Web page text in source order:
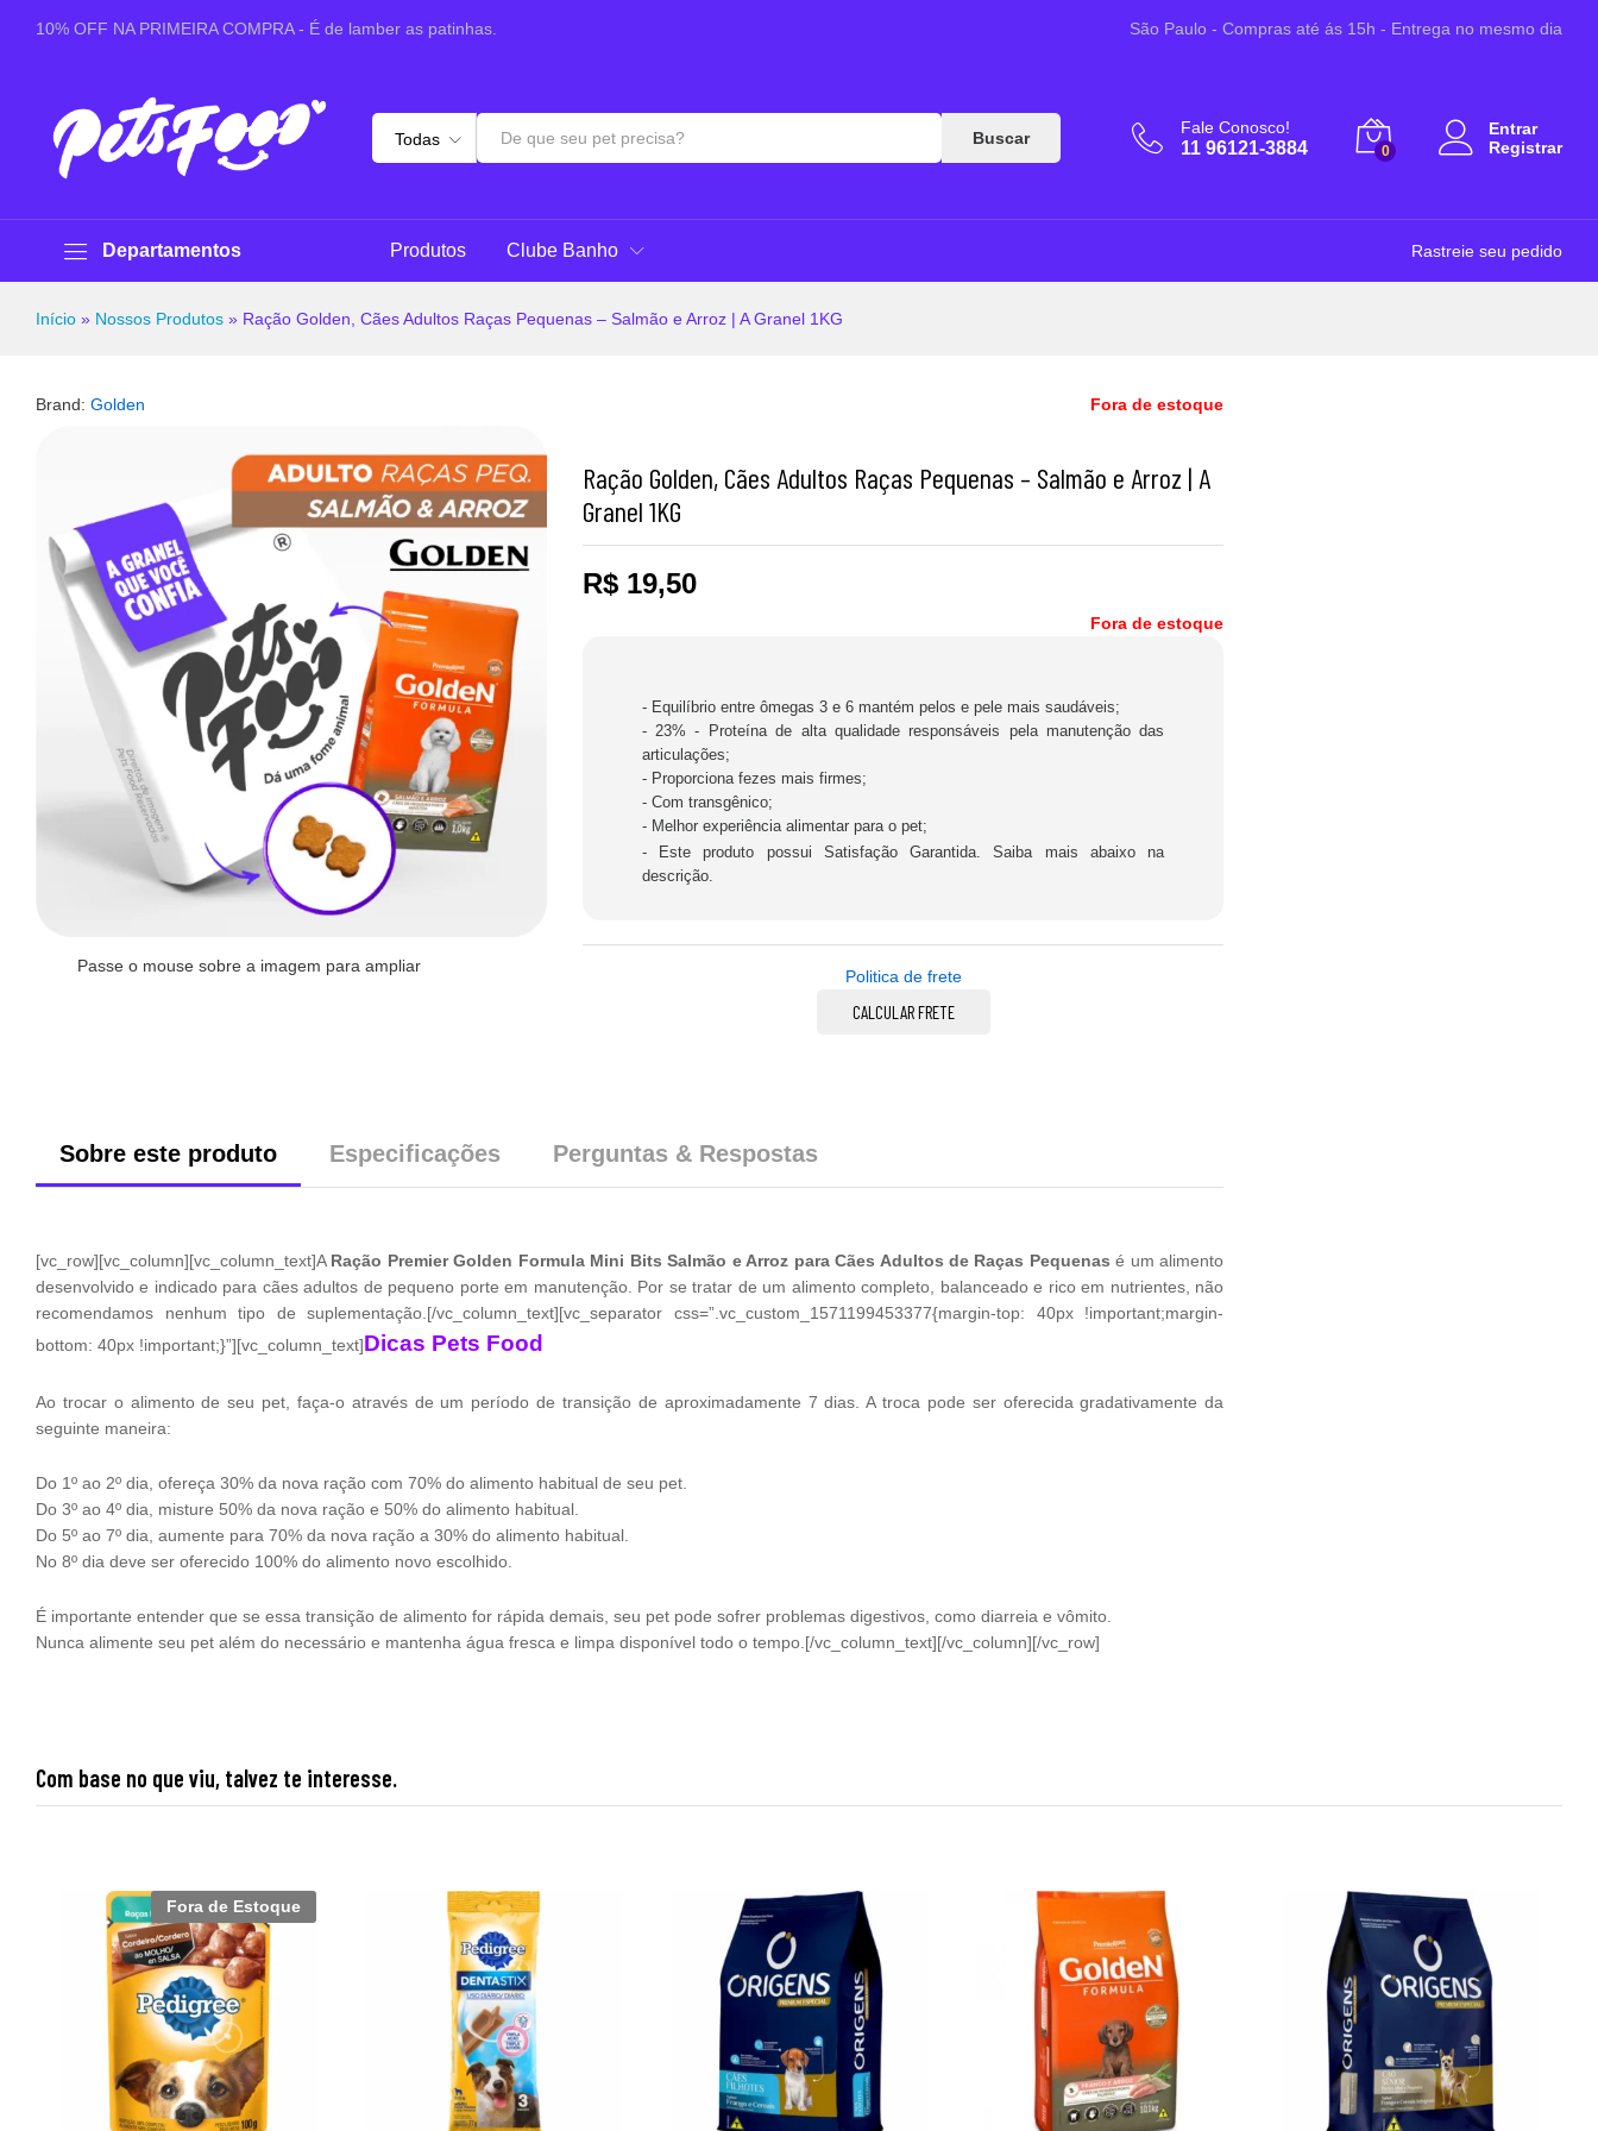
10% OFF NA PRIMEIRA COMPRA - É de lamber as patinhas. São Paulo - Compras até ás 15h - Entrega no mesmo dia
Todas Buscar
Fale Conosco!
11 96121-3884 0
Entrar
Registrar
Departamentos Produtos Clube Banho Rastreie seu pedido
Início » Nossos Produtos » Ração Golden, Cães Adultos Raças Pequenas – Salmão e Arroz | A Granel 1KG
Brand: Golden Fora de estoque
Passe o mouse sobre a imagem para ampliar
Ração Golden, Cães Adultos Raças Pequenas – Salmão e Arroz | A
Granel 1KG
R$19,50
Fora de estoque
- Equilíbrio entre ômegas 3 e 6 mantém pelos e pele mais saudáveis;
- 23% - Proteína de alta qualidade responsáveis pela manutenção das
articulações;
- Proporciona fezes mais firmes;
- Com transgênico;
- Melhor experiência alimentar para o pet;
- Este produto possui Satisfação Garantida. Saiba mais abaixo na
descrição.
Politica de frete
CALCULAR FRETE
Sobre este produto Especificações Perguntas & Respostas
[vc_row][vc_column][vc_column_text]A Ração Premier Golden Formula Mini Bits Salmão e Arroz para Cães Adultos de Raças Pequenas é um alimento
desenvolvido e indicado para cães adultos de pequeno porte em manutenção. Por se tratar de um alimento completo, balanceado e rico em nutrientes, não
recomendamos nenhum tipo de suplementação.[/vc_column_text][vc_separator css=”.vc_custom_1571199453377{margin-top: 40px !important;margin-
bottom: 40px !important;}”][vc_column_text]Dicas Pets Food
Ao trocar o alimento de seu pet, faça-o através de um período de transição de aproximadamente 7 dias. A troca pode ser oferecida gradativamente da
seguinte maneira:
Do 1º ao 2º dia, ofereça 30% da nova ração com 70% do alimento habitual de seu pet.
Do 3º ao 4º dia, misture 50% da nova ração e 50% do alimento habitual.
Do 5º ao 7º dia, aumente para 70% da nova ração a 30% do alimento habitual.
No 8º dia deve ser oferecido 100% do alimento novo escolhido.
É importante entender que se essa transição de alimento for rápida demais, seu pet pode sofrer problemas digestivos, como diarreia e vômito.
Nunca alimente seu pet além do necessário e mantenha água fresca e limpa disponível todo o tempo.[/vc_column_text][/vc_column][/vc_row]
Com base no que viu, talvez te interesse.
Fora de Estoque
Sobre este produto Especificações Perguntas & Respostas